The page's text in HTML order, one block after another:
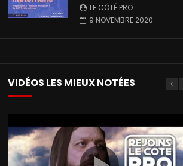
LE CÔTÉ PRO
9 NOVEMBRE 2020
VIDÉOS LES MIEUX NOTÉES